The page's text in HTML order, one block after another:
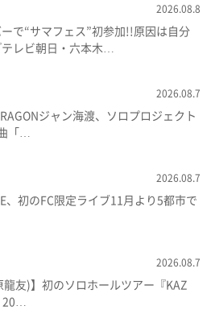
2026.08.8
で“サマフェス”初参加!!原因は自分
レビ朝日・六本木…
2026.08.7
ジャン海渡、ソロプロジェクト
「…
2026.08.7
、初のFC限定ライブ11月より5都市で
2026.08.7
龍友)】初のソロホールツアー『KAZ